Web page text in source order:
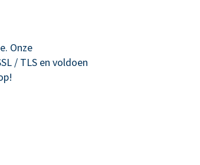
Onze
/ TLS en voldoen